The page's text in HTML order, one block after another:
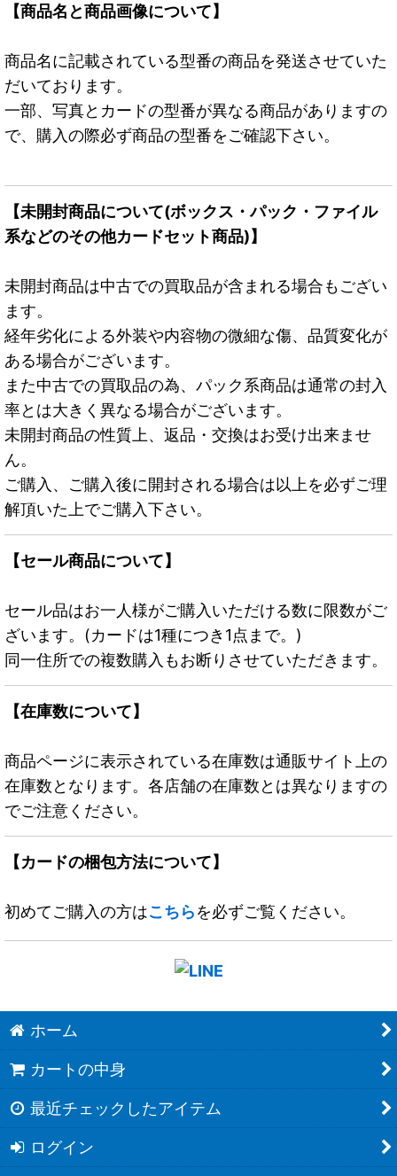
【商品名と商品画像について】
商品名に記載されている型番の商品を発送させていた
だいております。
一部、写真とカードの型番が異なる商品がありますの
で、購入の際必ず商品の型番をご確認下さい。
【未開封商品について(ボックス・パック・ファイル
系などのその他カードセット商品)】
未開封商品は中古での買取品が含まれる場合もござい
ます。
経年劣化による外装や内容物の微細な傷、品質変化が
ある場合がございます。
また中古での買取品の為、パック系商品は通常の封入
率とは大きく異なる場合がございます。
未開封商品の性質上、返品・交換はお受け出来ませ
ん。
ご購入、ご購入後に開封される場合は以上を必ずご理
解頂いた上でご購入下さい。
【セール商品について】
セール品はお一人様がご購入いただける数に限数がご
ざいます。(カードは1種につき1点まで。)
同一住所での複数購入もお断りさせていただきます。
【在庫数について】
商品ページに表示されている在庫数は通販サイト上の
在庫数となります。各店舗の在庫数とは異なりますの
でご注意ください。
【カードの梱包方法について】
初めてご購入の方はこちらを必ずご覧ください。
ホーム
カートの中身
最近チェックしたアイテム
ログイン